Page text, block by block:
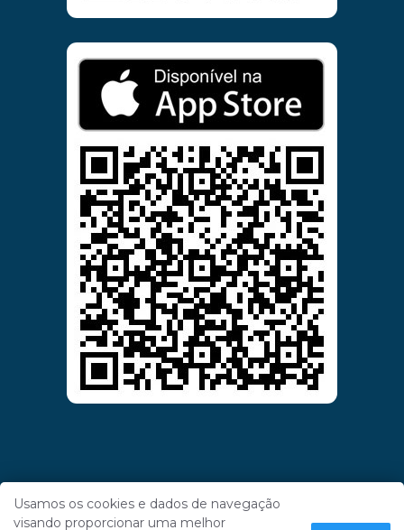
Usamos os cookies e dados de navegação
visando proporcionar uma melhor